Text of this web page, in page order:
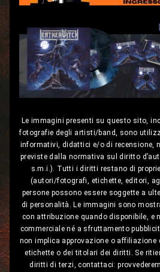
Le immagini presenti su questo sito,
fotografie degli artisti/band, sono
informativi, didattici e/o di recensione,
previste dalla normativa sul diritto
s.m.i.). Tutti i diritti restano di
(autori/fotografi, etichette, editori,
persone possono essere soggette a
di personalità. Le immagini sono
con attribuzione quando disponibile, e
commerciale né a sfruttamento
non implica approvazione o affiliazione
etichette o dei titolari dei diritti. Se
diritti di terzi, contattaci: